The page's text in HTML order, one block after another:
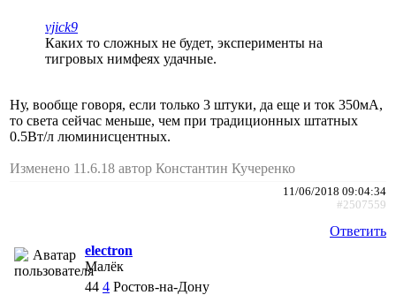
vjick9
Каких то сложных не будет, эксперименты на
тигровых нимфеях удачные.
Ну, вообще говоря, если только 3 штуки, да еще и ток 350мА,
то света сейчас меньше, чем при традиционных штатных
0.5Вт/л люминисцентных.
Изменено 11.6.18 автор Константин Кучеренко
11/06/2018 09:04:34
#2507559
Ответить
electron
Малёк
44 4 Ростов-на-Дону